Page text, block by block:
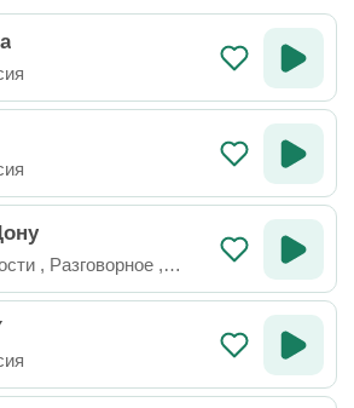
, Разговорное ,